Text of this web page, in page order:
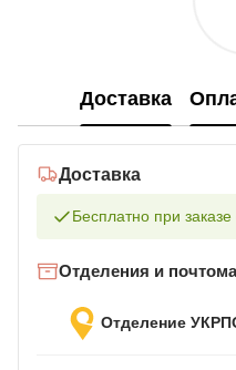
Доставка
Доставка
Бесплатно при заказе
Отделения и
Отделение